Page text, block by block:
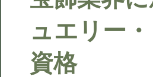
ュエリー
資格